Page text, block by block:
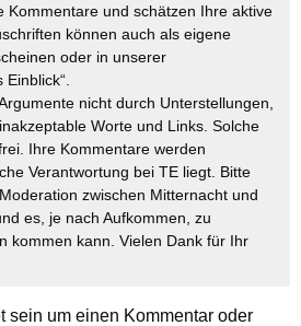
Kommentare und schätzen Ihre aktive
können auch als eigene
oder in unserer
nicht durch Unterstellungen,
Worte und Links. Solche
Ihre Kommentare werden
Verantwortung bei TE liegt. Bitte
zwischen Mitternacht und
es, je nach Aufkommen, zu
kommen kann. Vielen Dank für Ihr
sein um einen Kommentar oder